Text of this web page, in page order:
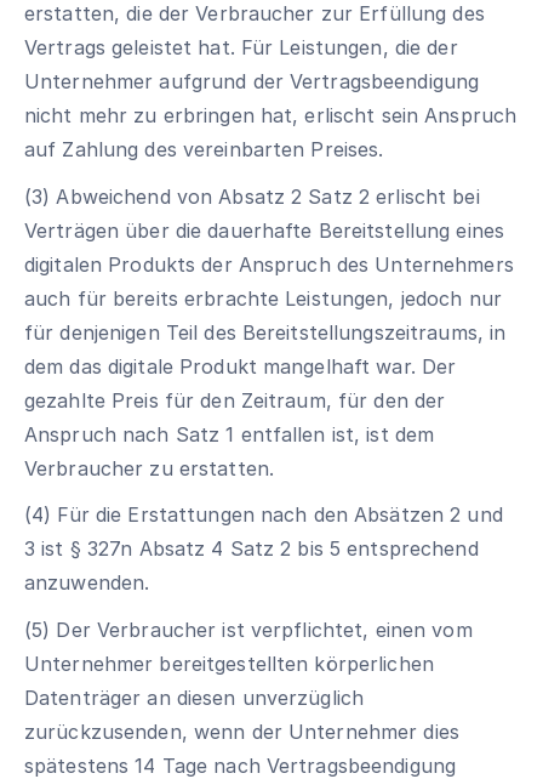
erstatten, die der Verbraucher zur Erfüllung des
Vertrags geleistet hat. Für Leistungen, die der
Unternehmer aufgrund der Vertragsbeendigung
nicht mehr zu erbringen hat, erlischt sein Anspruch
auf Zahlung des vereinbarten Preises.
(3) Abweichend von Absatz 2 Satz 2 erlischt bei
Verträgen über die dauerhafte Bereitstellung eines
digitalen Produkts der Anspruch des Unternehmers
auch für bereits erbrachte Leistungen, jedoch nur
für denjenigen Teil des Bereitstellungszeitraums, in
dem das digitale Produkt mangelhaft war. Der
gezahlte Preis für den Zeitraum, für den der
Anspruch nach Satz 1 entfallen ist, ist dem
Verbraucher zu erstatten.
(4) Für die Erstattungen nach den Absätzen 2 und
3 ist § 327n Absatz 4 Satz 2 bis 5 entsprechend
anzuwenden.
(5) Der Verbraucher ist verpflichtet, einen vom
Unternehmer bereitgestellten körperlichen
Datenträger an diesen unverzüglich
zurückzusenden, wenn der Unternehmer dies
spätestens 14 Tage nach Vertragsbeendigung